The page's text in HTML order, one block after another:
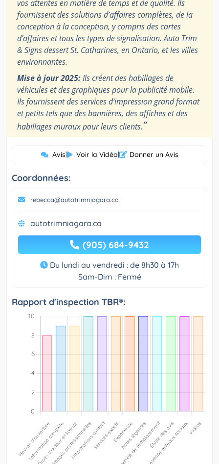
vos attentes en matière de temps et de qualité. Ils
fournissent des solutions d’affaires complètes, de la
conception à la conception, y compris des cartes
d’affaires et tous les types de signalisation. Auto Trim
& Signs dessert St. Catharines, en Ontario, et les villes
environnantes.
Mise à jour 2025:Ils créent des habillages de
véhicules et des graphiques pour la publicité mobile.
Ils fournissent des services d’impression grand format
et petits tels que des bannières, des affiches et des
habillages muraux pour leurs clients.”
Avis| Voir la Vidéo| Donner un Avis
Coordonnées:
rebecca@autotrimniagara.ca
autotrimniagara.ca
(905) 684-9432
Du lundi au vendredi : de 8h30 à 17h
Sam-Dim : Fermé
Rapport d'inspection TBR®: